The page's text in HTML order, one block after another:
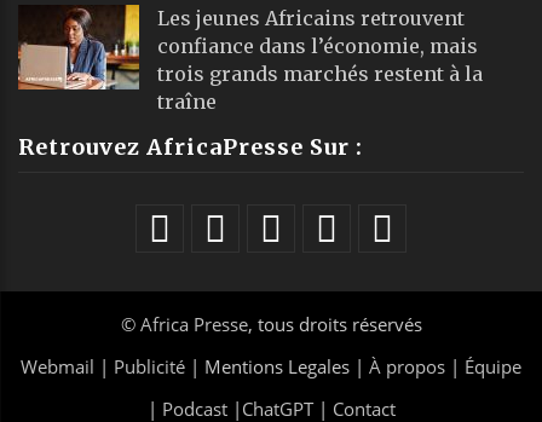
Les jeunes Africains retrouvent
confiance dans l’économie, mais
trois grands marchés restent à la
traîne
Retrouvez AfricaPresse Sur :
© Africa Presse, tous droits réservés
Webmail | Publicité | Mentions Legales | À propos | Équipe
| Podcast| ChatGPT| Contact